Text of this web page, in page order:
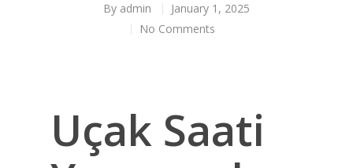
By admin
January 1, 2025
No Comments
Uçak Saati